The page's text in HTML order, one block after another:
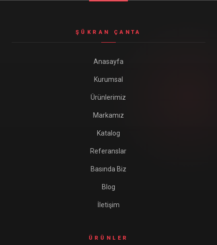
ŞÜKRAN ÇANTA
Anasayfa
Kurumsal
Ürünlerimiz
Markamız
Katalog
Referanslar
Basında Biz
Blog
İletişim
ÜRÜNLER